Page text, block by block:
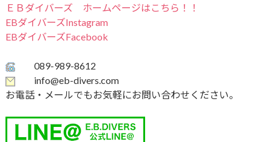
ＥＢダイバーズ ホームページはこちら！！
EBダイバーズInstagram
EBダイバーズFacebook
089-989-8612
info@eb-divers.com
お電話・メールでもお気軽にお問い合わせください。